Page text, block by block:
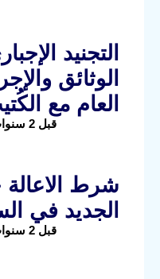
التجنيد
الوثائق
العام مع
قبل 2 سنوات |
شرط
الجديد في
قبل 2 سنوات |